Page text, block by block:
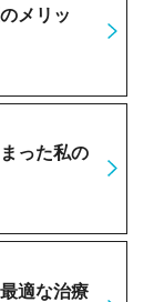
メリッ
った私の
適な治療